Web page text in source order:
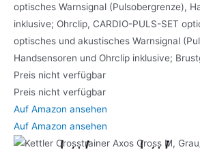
optisches Warnsignal (Pulsobergrenze),
inklusive; Ohrclip, CARDIO-PULS-SET
optisches und akustisches Warnsignal
Handsensoren und Ohrclip inklusive;
Preis nicht verfügbar
Preis nicht verfügbar
Auf Amazon ansehen
Auf Amazon ansehen